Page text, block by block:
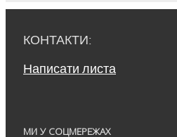
КОНТАКТИ:
Написати листа
МИ У СОЦМЕРЕЖАХ